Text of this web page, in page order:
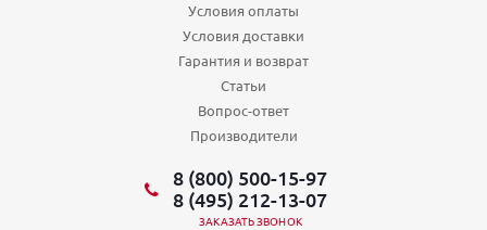
Условия оплаты
Условия доставки
Гарантия и возврат
Статьи
Вопрос-ответ
Производители
8 (800) 500-15-97
8 (495) 212-13-07
ЗАКАЗАТЬ ЗВОНОК